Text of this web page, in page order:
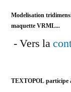
Modelisation
maquette VRML...
- Vers la
TEXTOPOL participe